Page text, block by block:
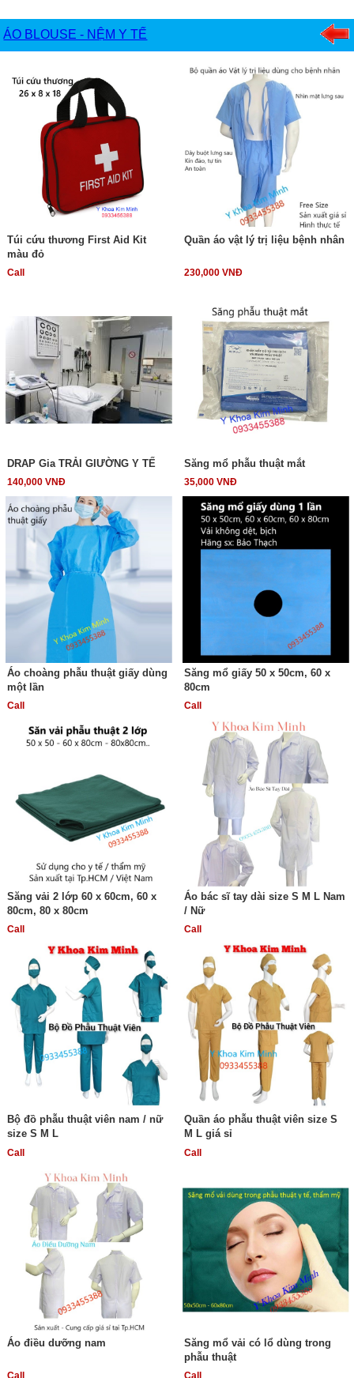
ÁO BLOUSE - NỆM Y TẾ
Túi cứu thương First Aid Kit
màu đỏ
Call
Quần áo vật lý trị liệu bệnh nhân
230,000 VNĐ
DRAP Gia TRẢI GIƯỜNG Y TẾ
140,000 VNĐ
Săng mổ phẫu thuật mắt
35,000 VNĐ
Áo choàng phẫu thuật giấy dùng
một lần
Call
Săng mổ giấy 50 x 50cm, 60 x
80cm
Call
Săng vải 2 lớp 60 x 60cm, 60 x
80cm, 80 x 80cm
Call
Áo bác sĩ tay dài size S M L Nam
/ Nữ
Call
Bộ đồ phẫu thuật viên nam / nữ
size S M L
Call
Quần áo phẫu thuật viên size S
M L giá sỉ
Call
Áo điều dưỡng nam
Săng mổ vải có lổ dùng trong
phẫu thuật